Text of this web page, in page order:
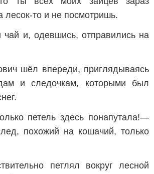
лесок-то и не посмотришь.
и, одевшись, отправились на
шёл впереди, приглядываясь
и следочкам, которыми был
петель здесь понапутала!—
похожий на кошачий, только
петлял вокруг лесной